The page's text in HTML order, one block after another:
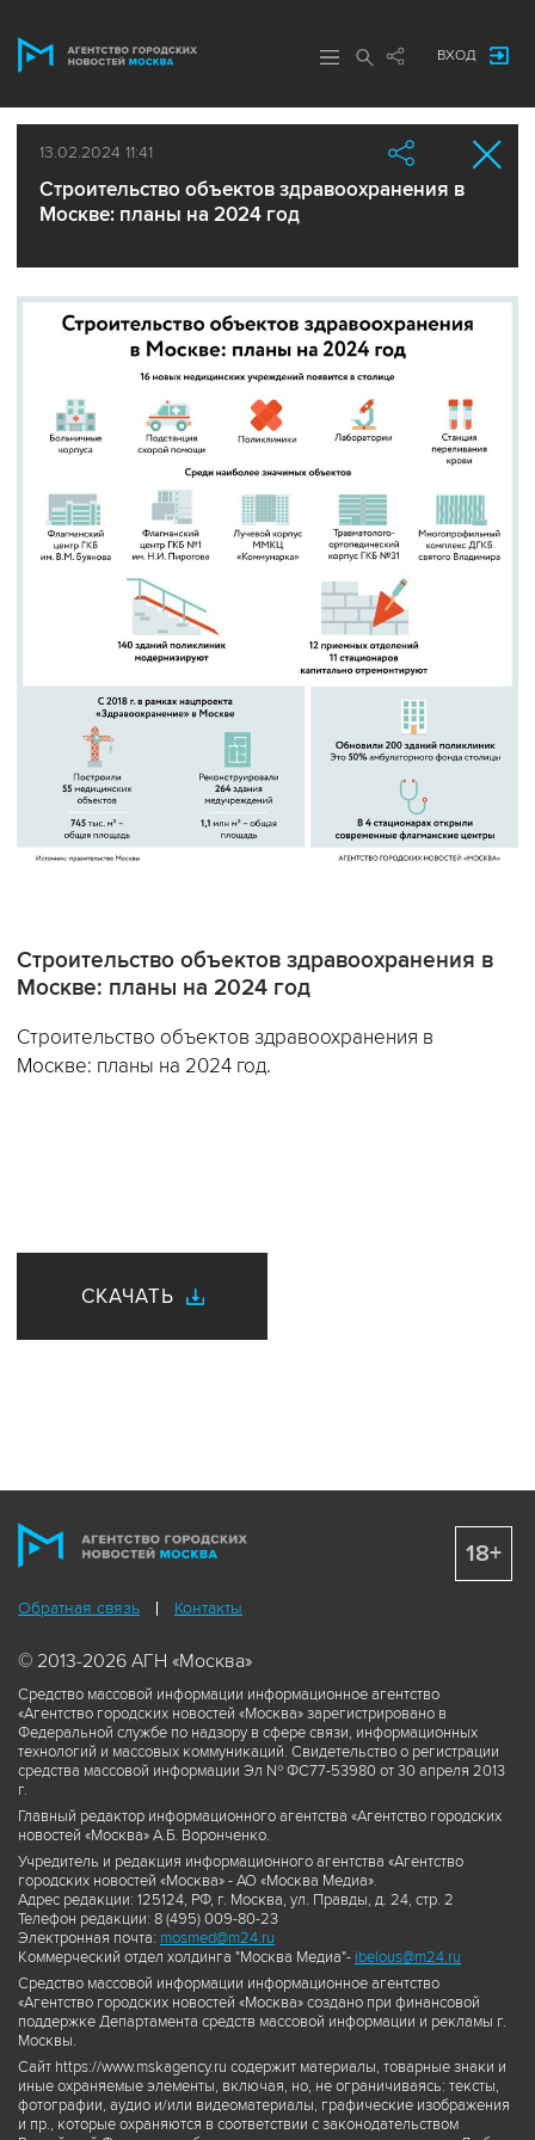
ВХОД
13.02.2024 11:41
Строительство объектов здравоохранения в
Москве: планы на 2024 год
Строительство объектов здравоохранения в
Москве: планы на 2024 год
Строительство объектов здравоохранения в
Москве: планы на 2024 год.
СКАЧАТЬ
Обратная связь Контакты
© 2013-2026 АГН «Москва»
Средство массовой информации информационное агентство
«Агентство городских новостей «Москва» зарегистрировано в
Федеральной службе по надзору в сфере связи, информационных
технологий и массовых коммуникаций. Свидетельство о регистрации
средства массовой информации Эл № ФС77-53980 от 30 апреля 2013
г.
Главный редактор информационного агентства «Агентство городских
новостей «Москва» А.Б. Воронченко.
Учредитель и редакция информационного агентства «Агентство
городских новостей «Москва» - АО «Москва Медиа».
Адрес редакции: 125124, РФ, г. Москва, ул. Правды, д. 24, стр. 2
Телефон редакции: 8 (495) 009-80-23
Электронная почта: mosmed@m24.ru
Коммерческий отдел холдинга "Москва Медиа"- ibelous@m24.ru
Средство массовой информации информационное агентство
«Агентство городских новостей «Москва» создано при финансовой
поддержке Департамента средств массовой информации и рекламы г.
Москвы.
Сайт https://www.mskagency.ru содержит материалы, товарные знаки и
иные охраняемые элементы, включая, но, не ограничиваясь: тексты,
фотографии, аудио и/или видеоматериалы, графические изображения
и пр., которые охраняются в соответствии с законодательством
18+